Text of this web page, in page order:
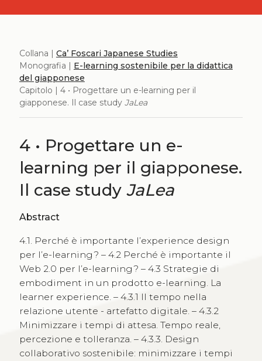
Collana | Ca’ Foscari Japanese Studies
Monografia | E-learning sostenibile per la didattica
del giapponese
Capitolo | 4 • Progettare un e-learning per il
giapponese. Il case study JaLea
4 • Progettare un e-
learning per il giapponese.
Il case study JaLea
Abstract
4.1. Perché è importante l’experience design
per l’e-learning? – 4.2 Perché è importante il
Web 2.0 per l’e-learning? – 4.3 Strategie di
embodiment in un prodotto e-learning. La
learner experience. – 4.3.1 Il tempo nella
relazione utente - artefatto digitale. – 4.3.2
Minimizzare i tempi di attesa. Tempo reale,
percezione e tolleranza. – 4.3.3. Design
collaborativo sostenibile: minimizzare i tempi